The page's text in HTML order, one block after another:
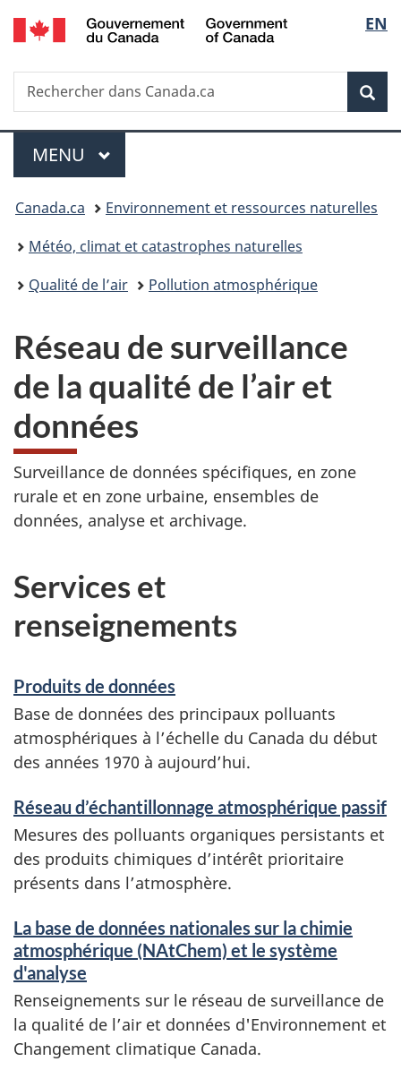
Passer
au
principal
Passer
à
Au
du
Passer
à
version
simplifiée
de
la
EN
Recherche
Rechercher
dans
Menu
MENU PRINCIPAL
Vous
êtes
ici :
Canada.ca
Environnement et ressources naturelles
Météo, climat et catastrophes naturelles
Qualité de l’air
Pollution atmosphérique
Réseau de surveillance
de la qualité de l’air et
données
Surveillance de données spécifiques, en zone
rurale et en zone urbaine, ensembles de
données, analyse et archivage.
Services et
renseignements
Produits de données
Base de données des principaux polluants
atmosphériques à l’échelle du Canada du début
des années 1970 à aujourd’hui.
Réseau d’échantillonnage atmosphérique passif
Mesures des polluants organiques persistants et
des produits chimiques d’intérêt prioritaire
présents dans l’atmosphère.
La base de données nationales sur la chimie
atmosphérique (NAtChem) et le système
d'analyse
Renseignements sur le réseau de surveillance de
la qualité de l’air et données d'Environnement et
Changement climatique Canada.